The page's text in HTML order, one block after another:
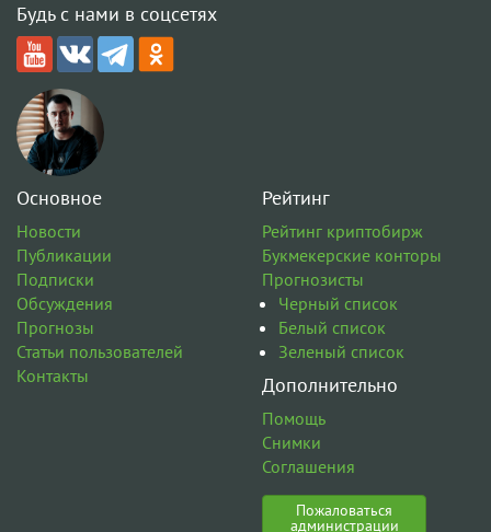
Будь с нами в соцсетях
Основное
Новости
Публикации
Подписки
Обсуждения
Прогнозы
Статьи пользователей
Контакты
Рейтинг
Рейтинг криптобирж
Букмекерские конторы
Прогнозисты
Черный список
Белый список
Зеленый список
Дополнительно
Помощь
Снимки
Соглашения
Пожаловаться
администрации